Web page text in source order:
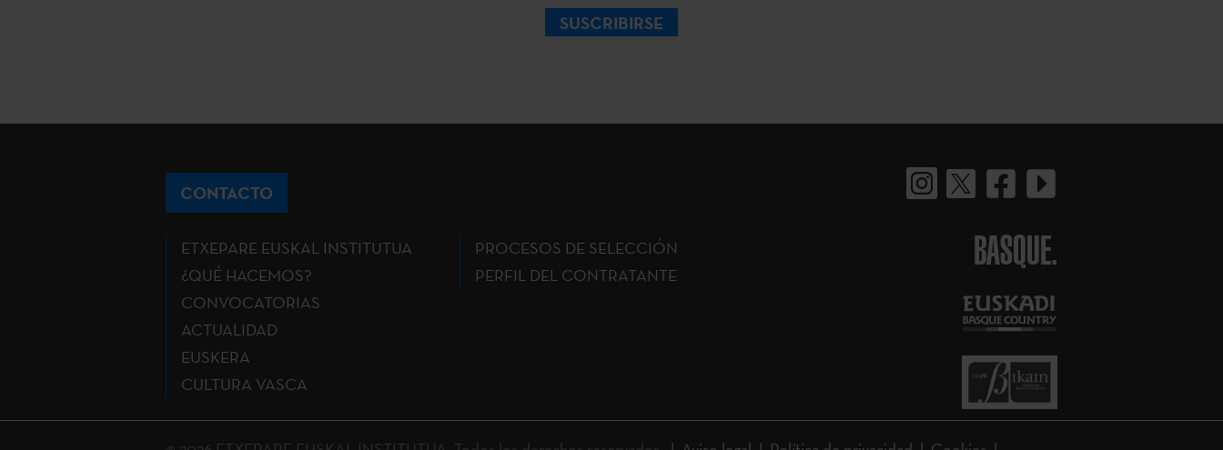
SUSCRIBIRSE
CONTACTO
ETXEPARE EUSKAL INSTITUTUA
¿QUÉ HACEMOS?
CONVOCATORIAS
ACTUALIDAD
EUSKERA
CULTURA VASCA
PROCESOS DE SELECCIÓN
PERFIL DEL CONTRATANTE
BASQUE.